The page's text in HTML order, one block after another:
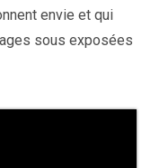
envie et qui
sous exposées